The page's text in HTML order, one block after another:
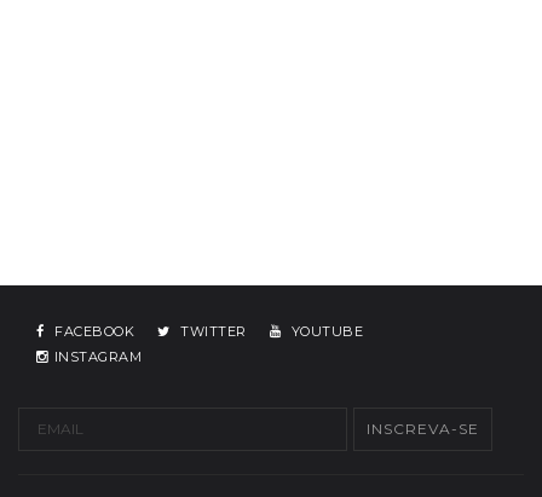
FACEBOOK TWITTER
YOUTUBE
INSTAGRAM